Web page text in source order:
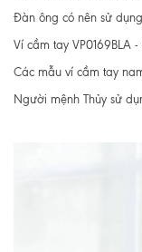
Đàn ông có nên sử
Ví cầm tay VP0169BLA
Các mẫu ví cầm tay
Người mệnh Thủy sử